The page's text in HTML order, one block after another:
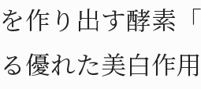
を作り出す酵素
る優れた美白作